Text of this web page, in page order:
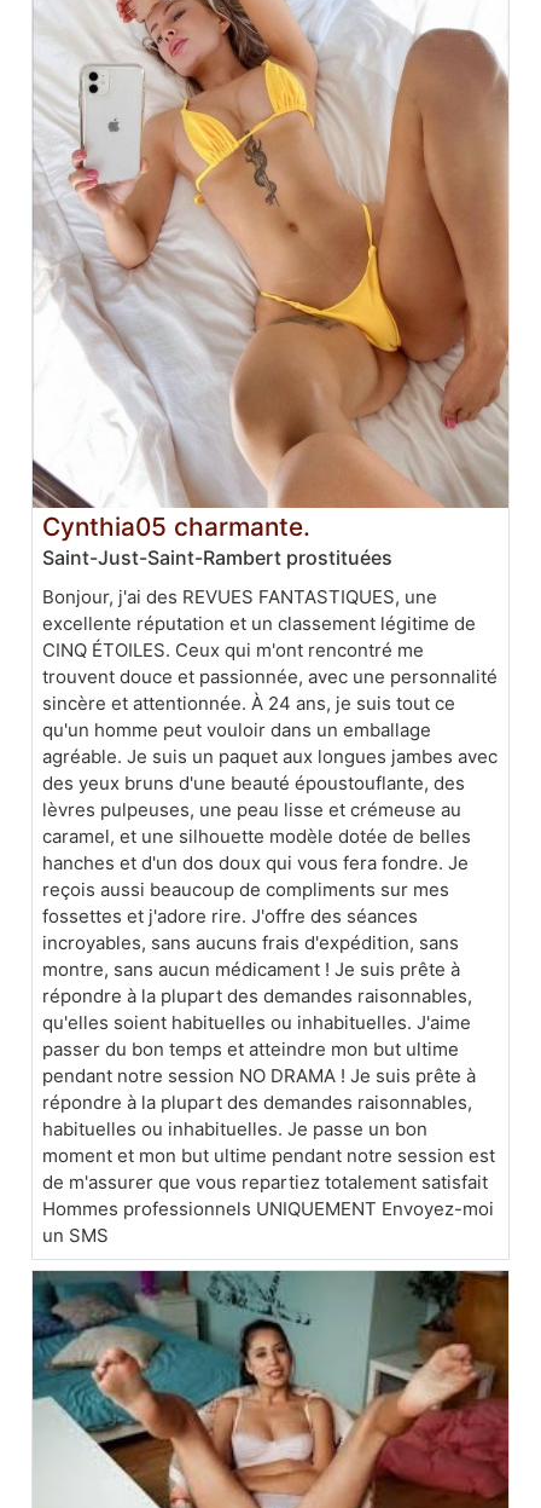
Cynthia05 charmante.
Saint-Just-Saint-Rambert prostituées
Bonjour, j'ai des REVUES FANTASTIQUES, une
excellente réputation et un classement légitime de
CINQ ÉTOILES. Ceux qui m'ont rencontré me
trouvent douce et passionnée, avec une personnalité
sincère et attentionnée. À 24 ans, je suis tout ce
qu'un homme peut vouloir dans un emballage
agréable. Je suis un paquet aux longues jambes avec
des yeux bruns d'une beauté époustouflante, des
lèvres pulpeuses, une peau lisse et crémeuse au
caramel, et une silhouette modèle dotée de belles
hanches et d'un dos doux qui vous fera fondre. Je
reçois aussi beaucoup de compliments sur mes
fossettes et j'adore rire. J'offre des séances
incroyables, sans aucuns frais d'expédition, sans
montre, sans aucun médicament ! Je suis prête à
répondre à la plupart des demandes raisonnables,
qu'elles soient habituelles ou inhabituelles. J'aime
passer du bon temps et atteindre mon but ultime
pendant notre session NO DRAMA ! Je suis prête à
répondre à la plupart des demandes raisonnables,
habituelles ou inhabituelles. Je passe un bon
moment et mon but ultime pendant notre session est
de m'assurer que vous repartiez totalement satisfait
Hommes professionnels UNIQUEMENT Envoyez-moi
un SMS